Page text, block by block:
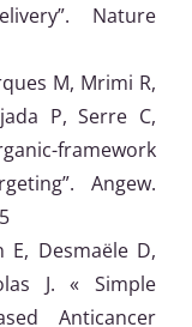
Nature
M, Mrimi R,
P, Serre C,
framework
Angew.
E, Desmaële D,
J. « Simple
Anticancer